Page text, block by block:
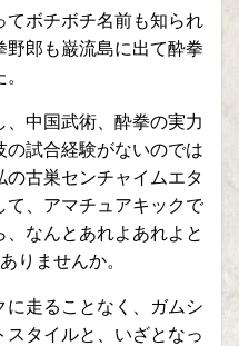
ボチボチ名前も知られ
郎も巌流島に出て酔拳
中国武術、酔拳の実力
試合経験がないのでは
古巣センチャイムエタ
、アマチュアキックで
なんとあれよあれよと
りませんか。
走ることなく、ガムシ
タイルと、いざとなっ